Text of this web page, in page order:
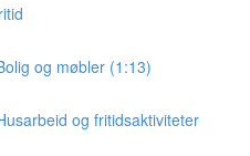
og møbler (1:13)
og fritidsaktiviteter